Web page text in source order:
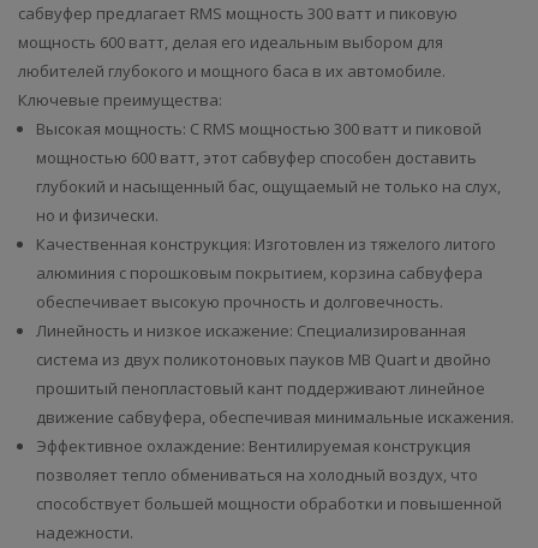
сабвуфер предлагает RMS мощность 300 ватт и пиковую
мощность 600 ватт, делая его идеальным выбором для
любителей глубокого и мощного баса в их автомобиле.
Ключевые преимущества:
Высокая мощность: С RMS мощностью 300 ватт и пиковой
мощностью 600 ватт, этот сабвуфер способен доставить
глубокий и насыщенный бас, ощущаемый не только на слух,
но и физически.
Качественная конструкция: Изготовлен из тяжелого литого
алюминия с порошковым покрытием, корзина сабвуфера
обеспечивает высокую прочность и долговечность.
Линейность и низкое искажение: Специализированная
система из двух поликотоновых пауков MB Quart и двойно
прошитый пенопластовый кант поддерживают линейное
движение сабвуфера, обеспечивая минимальные искажения.
Эффективное охлаждение: Вентилируемая конструкция
позволяет тепло обмениваться на холодный воздух, что
способствует большей мощности обработки и повышенной
надежности.